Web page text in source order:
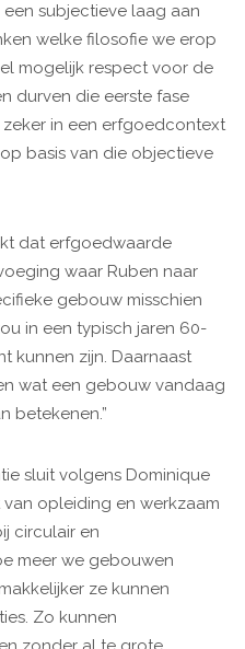
subjectieve laag aan
welke filosofie we erop
mogelijk respect voor de
durven die eerste fase
in een erfgoedcontext
basis van die objectieve
dat erfgoedwaarde
waar Ruben naar
gebouw misschien
in een typisch jaren 60-
kunnen zijn. Daarnaast
wat een gebouw vandaag
betekenen.”
sluit volgens Dominique
opleiding en werkzaam
circulair en
meer we gebouwen
ze kunnen
Zo kunnen